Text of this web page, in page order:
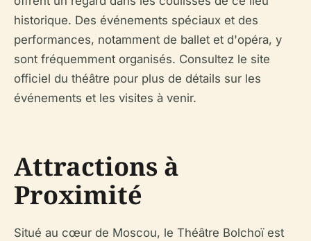
historique. Des événements spéciaux et des
performances, notamment de ballet et d'opéra, y
sont fréquemment organisés. Consultez le site
officiel du théâtre pour plus de détails sur les
événements et les visites à venir.
Attractions à
Proximité
Situé au cœur de Moscou, le Théâtre Bolchoï est